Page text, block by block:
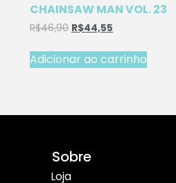
CHAINSAW MAN VOL. 23
R$46,90 R$44,55
Adicionar ao carrinho
Sobre
Loja